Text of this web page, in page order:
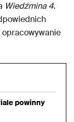
Wiedźmina 4.
powinny